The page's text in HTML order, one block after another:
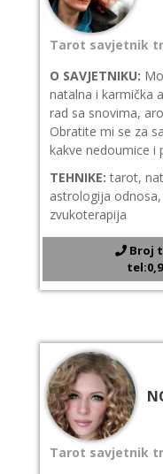
Tarot savjetnik
O SAVJETNIKU:
natalna i karmička
rad sa snovima,
Obratite mi se za
kakve nedoumice i
TEHNIKE: tarot,
astrologija
zvukoterapija
Broj
Tarot savjetnik